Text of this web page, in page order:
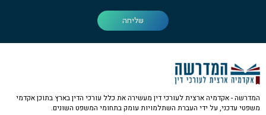
שליחה
המדרשה - אקדמיה ארצית לעורכי דין מעשירה את כלל עורכי הדין בארץ בתוכן אקדמי
משפטי עדכני, על ידי העברת השתלמויות עומק בתחומי המשפט השונים.